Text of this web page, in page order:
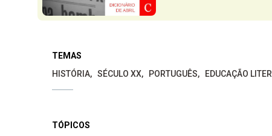
TEMAS
HISTÓRIA
SÉCULO XX PORTUGUÊS EDUCAÇÃO
TÓPICOS